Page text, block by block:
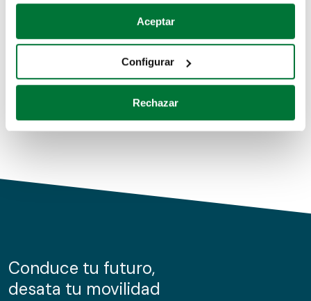
Si lo permite, también quisiéramos:
Recopilar información sobre su ubicación geográfica
Identificar su dispositivo analizándolo activamente
para buscar características específicas (huellas
Obtenga más información sobre cómo se procesan sus
de cookies.
información sobre el uso que haga del sitio web con
nuestros partners de redes sociales, publicidad y análisis
Aceptar
Configurar
Rechazar
Coches de segunda mano
Coches de km0
Conduce tu futuro,
desata tu movilidad